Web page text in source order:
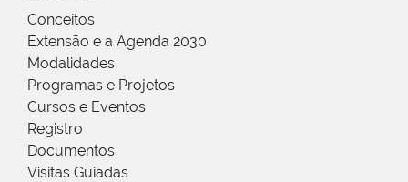
Conceitos
Extensão e a Agenda 2030
Modalidades
Programas e Projetos
Cursos e Eventos
Registro
Documentos
Visitas Guiadas